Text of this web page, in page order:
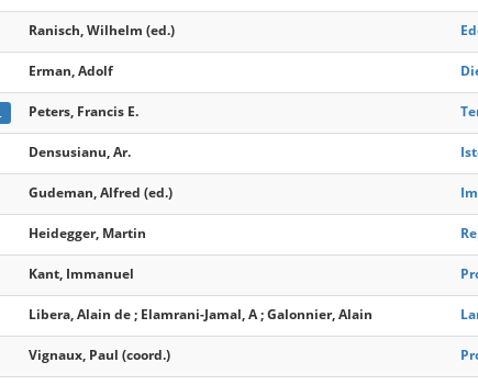
Ranisch, Wilhelm (ed.)
Erman, Adolf
Peters, Francis E.
Densusianu, Ar.
Gudeman, Alfred (ed.)
Heidegger, Martin
Kant, Immanuel
Libera, Alain de ; Elamrani-Jamal, A ; Galonnier, Alain
Vignaux, Paul (coord.)